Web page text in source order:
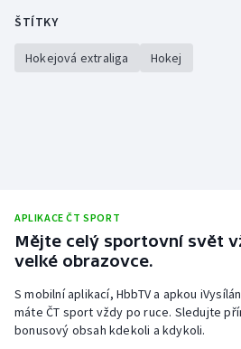
ŠTÍTKY
Hokejová extraliga Hokej
APLIKACE ČT SPORT
Mějte celý sportovní svět
velké obrazovce.
S mobilní aplikací, HbbTV a apkou
máte ČT sport vždy po ruce. Sledujte
bonusový obsah kdekoli a kdykoli.